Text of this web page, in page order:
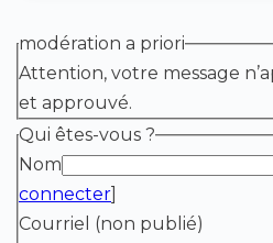
modération a priori
Attention, votre message
et approuvé.
Qui êtes-vous ?
Nom
connecter]
Courriel (non publié)